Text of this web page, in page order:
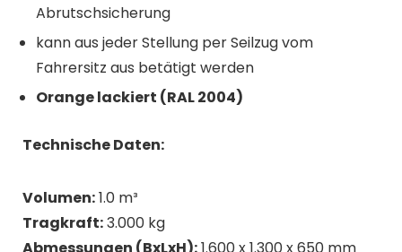
Abrutschsicherung
kann aus jeder Stellung per Seilzug vom
Fahrersitz aus betätigt werden
Orange lackiert (RAL 2004)
Technische Daten:
Volumen:1.0 m³
Tragkraft:3.000 kg